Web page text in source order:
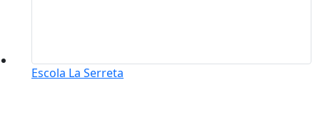
Escola La Serreta